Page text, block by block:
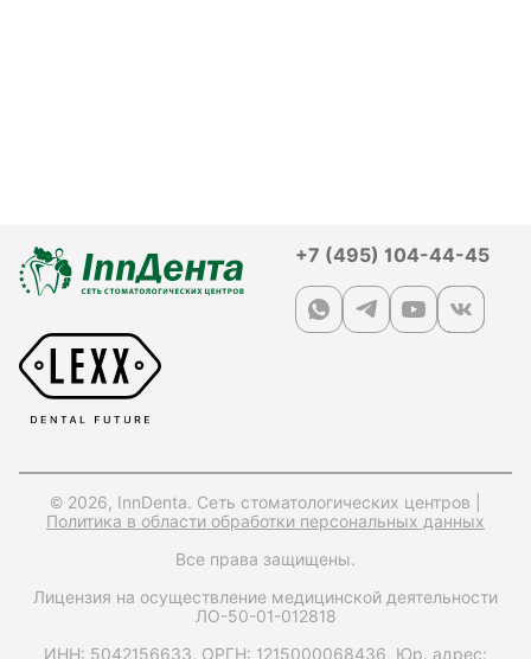
+7 (495) 104-44-45
© 2026, InnDenta. Сеть стоматологических центров |
Политика в области обработки персональных данных
Все права защищены.
Лицензия на осуществление медицинской деятельности
ЛО-50-01-012818
ИНН: 5042156633, ОРГН: 1215000068436, Юр. адрес: